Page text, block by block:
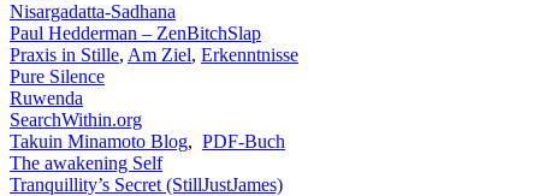
Nisargadatta-Sadhana
Paul Hedderman – ZenBitchSlap
Praxis in Stille, Am Ziel, Erkenntnisse
Pure Silence
Ruwenda
SearchWithin.org
Takuin Minamoto Blog, PDF-Buch
The awakening Self
Tranquillity’s Secret (StillJustJames)